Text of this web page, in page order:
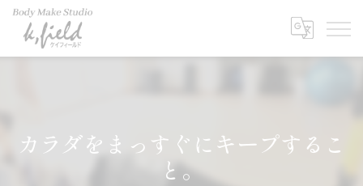
カラダをまっすぐにキープするこ
と。